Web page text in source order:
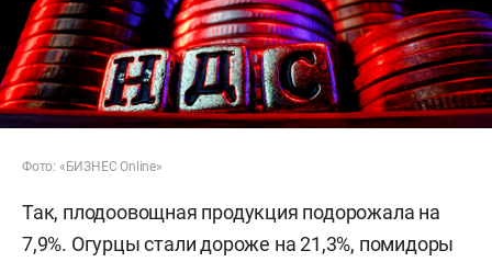
Фото: «БИЗНЕС Online»
Так, плодоовощная продукция подорожала на
7,9%. Огурцы стали дороже на 21,3%, помидоры